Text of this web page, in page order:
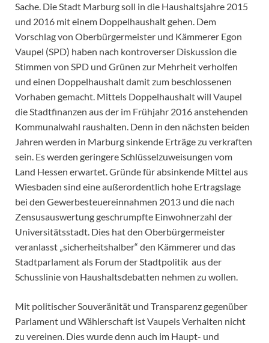
Sache. Die Stadt Marburg soll in die Haushaltsjahre 2015
und 2016 mit einem Doppelhaushalt gehen. Dem
Vorschlag von Oberbürgermeister und Kämmerer Egon
Vaupel (SPD) haben nach kontroverser Diskussion die
Stimmen von SPD und Grünen zur Mehrheit verholfen
und einen Doppelhaushalt damit zum beschlossenen
Vorhaben gemacht. Mittels Doppelhaushalt will Vaupel
die Stadtfinanzen aus der im Frühjahr 2016 anstehenden
Kommunalwahl raushalten. Denn in den nächsten beiden
Jahren werden in Marburg sinkende Erträge zu verkraften
sein. Es werden geringere Schlüsselzuweisungen vom
Land Hessen erwartet. Gründe für absinkende Mittel aus
Wiesbaden sind eine außerordentlich hohe Ertragslage
bei den Gewerbesteuereinnahmen 2013 und die nach
Zensusauswertung geschrumpfte Einwohnerzahl der
Universitätsstadt. Dies hat den Oberbürgermeister
veranlasst „sicherheitshalber“ den Kämmerer und das
Stadtparlament als Forum der Stadtpolitik aus der
Schusslinie von Haushaltsdebatten nehmen zu wollen.
Mit politischer Souveränität und Transparenz gegenüber
Parlament und Wählerschaft ist Vaupels Verhalten nicht
zu vereinen. Dies wurde denn auch im Haupt- und